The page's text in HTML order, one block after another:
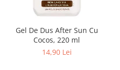
Gel De Dus After Sun Cu
Cocos, 220 ml
14,90 Lei